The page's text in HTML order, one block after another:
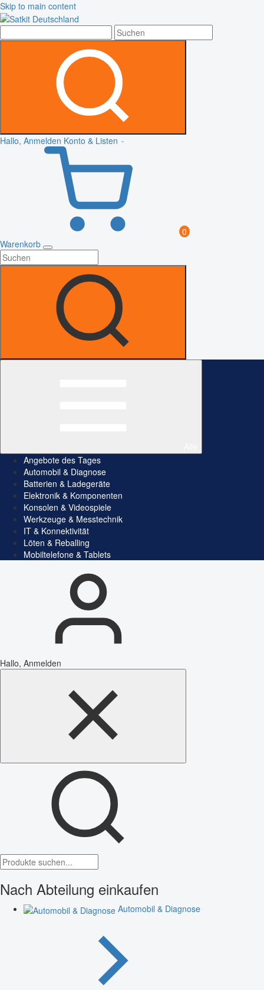
Skip to main content
Hallo, Anmelden Konto & Listen
0
Warenkorb
Angebote des Tages
Automobil & Diagnose
Batterien & Ladegeräte
Elektronik & Komponenten
Konsolen & Videospiele
Werkzeuge & Messtechnik
IT & Konnektivität
Löten & Reballing
Mobiltelefone & Tablets
Hallo, Anmelden
Nach Abteilung einkaufen
Automobil & Diagnose